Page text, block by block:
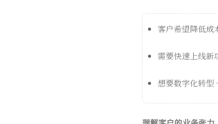
客户希望降低
需要快速上线
想要数字化转